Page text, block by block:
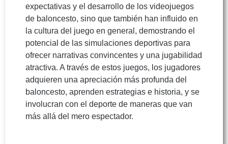
expectativas y el desarrollo de los videojuegos
de baloncesto, sino que también han influido en
la cultura del juego en general, demostrando el
potencial de las simulaciones deportivas para
ofrecer narrativas convincentes y una jugabilidad
atractiva. A través de estos juegos, los jugadores
adquieren una apreciación más profunda del
baloncesto, aprenden estrategias e historia, y se
involucran con el deporte de maneras que van
más allá del mero espectador.